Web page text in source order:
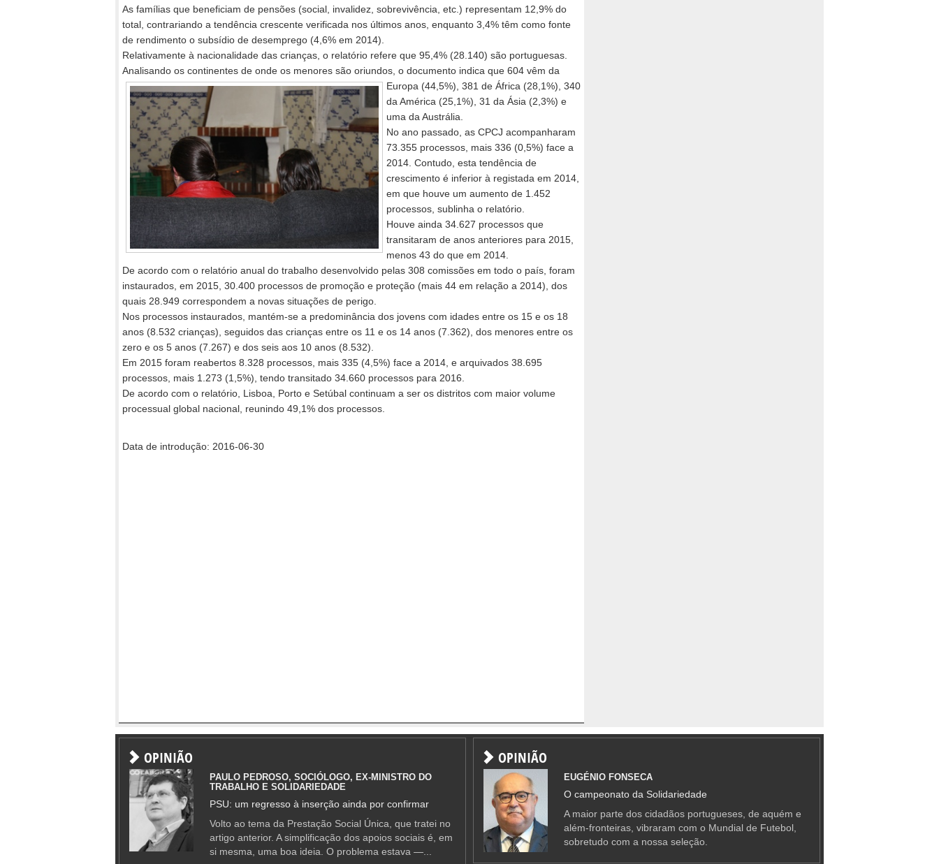
As famílias que beneficiam de pensões (social, invalidez, sobrevivência, etc.) representam 12,9% do
total, contrariando a tendência crescente verificada nos últimos anos, enquanto 3,4% têm como fonte
de rendimento o subsídio de desemprego (4,6% em 2014).
Relativamente à nacionalidade das crianças, o relatório refere que 95,4% (28.140) são portuguesas.
Analisando os continentes de onde os menores são oriundos, o documento indica que 604 vêm da
Europa (44,5%), 381 de África (28,1%), 340
da América (25,1%), 31 da Ásia (2,3%) e
uma da Austrália.
No ano passado, as CPCJ acompanharam
73.355 processos, mais 336 (0,5%) face a
2014. Contudo, esta tendência de
crescimento é inferior à registada em 2014,
em que houve um aumento de 1.452
processos, sublinha o relatório.
Houve ainda 34.627 processos que
transitaram de anos anteriores para 2015,
menos 43 do que em 2014.
De acordo com o relatório anual do trabalho desenvolvido pelas 308 comissões em todo o país, foram
instaurados, em 2015, 30.400 processos de promoção e proteção (mais 44 em relação a 2014), dos
quais 28.949 correspondem a novas situações de perigo.
Nos processos instaurados, mantém-se a predominância dos jovens com idades entre os 15 e os 18
anos (8.532 crianças), seguidos das crianças entre os 11 e os 14 anos (7.362), dos menores entre os
zero e os 5 anos (7.267) e dos seis aos 10 anos (8.532).
Em 2015 foram reabertos 8.328 processos, mais 335 (4,5%) face a 2014, e arquivados 38.695
processos, mais 1.273 (1,5%), tendo transitado 34.660 processos para 2016.
De acordo com o relatório, Lisboa, Porto e Setúbal continuam a ser os distritos com maior volume
processual global nacional, reunindo 49,1% dos processos.
Data de introdução: 2016-06-30
OPINIÃO
PAULO PEDROSO, SOCIÓLOGO, EX-MINISTRO DO
TRABALHO E SOLIDARIEDADE
PSU: um regresso à inserção ainda por confirmar
Volto ao tema da Prestação Social Única, que tratei no
artigo anterior. A simplificação dos apoios sociais é, em
si mesma, uma boa ideia. O problema estava —...
OPINIÃO
EUGÉNIO FONSECA
O campeonato da Solidariedade
A maior parte dos cidadãos portugueses, de aquém e
além-fronteiras, vibraram com o Mundial de Futebol,
sobretudo com a nossa seleção.